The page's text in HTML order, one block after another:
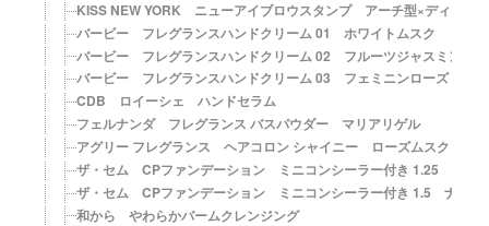
KISS NEW YORK ニューアイブロウスタンプ アーチ型×ディープ
バービー フレグランスハンドクリーム 01 ホワイトムスク
バービー フレグランスハンドクリーム 02 フルーツジャスミン
バービー フレグランスハンドクリーム 03 フェミニンローズ
CDB ロイーシェ ハンドセラム
フェルナンダ フレグランス バスパウダー マリアリゲル
アグリー フレグランス ヘアコロン シャイニー ローズムスク
ザ・セム CPファンデーション ミニコンシーラー付き 1.25 ライ
ザ・セム CPファンデーション ミニコンシーラー付き 1.5 ナチュ
和から やわらかバームクレンジング